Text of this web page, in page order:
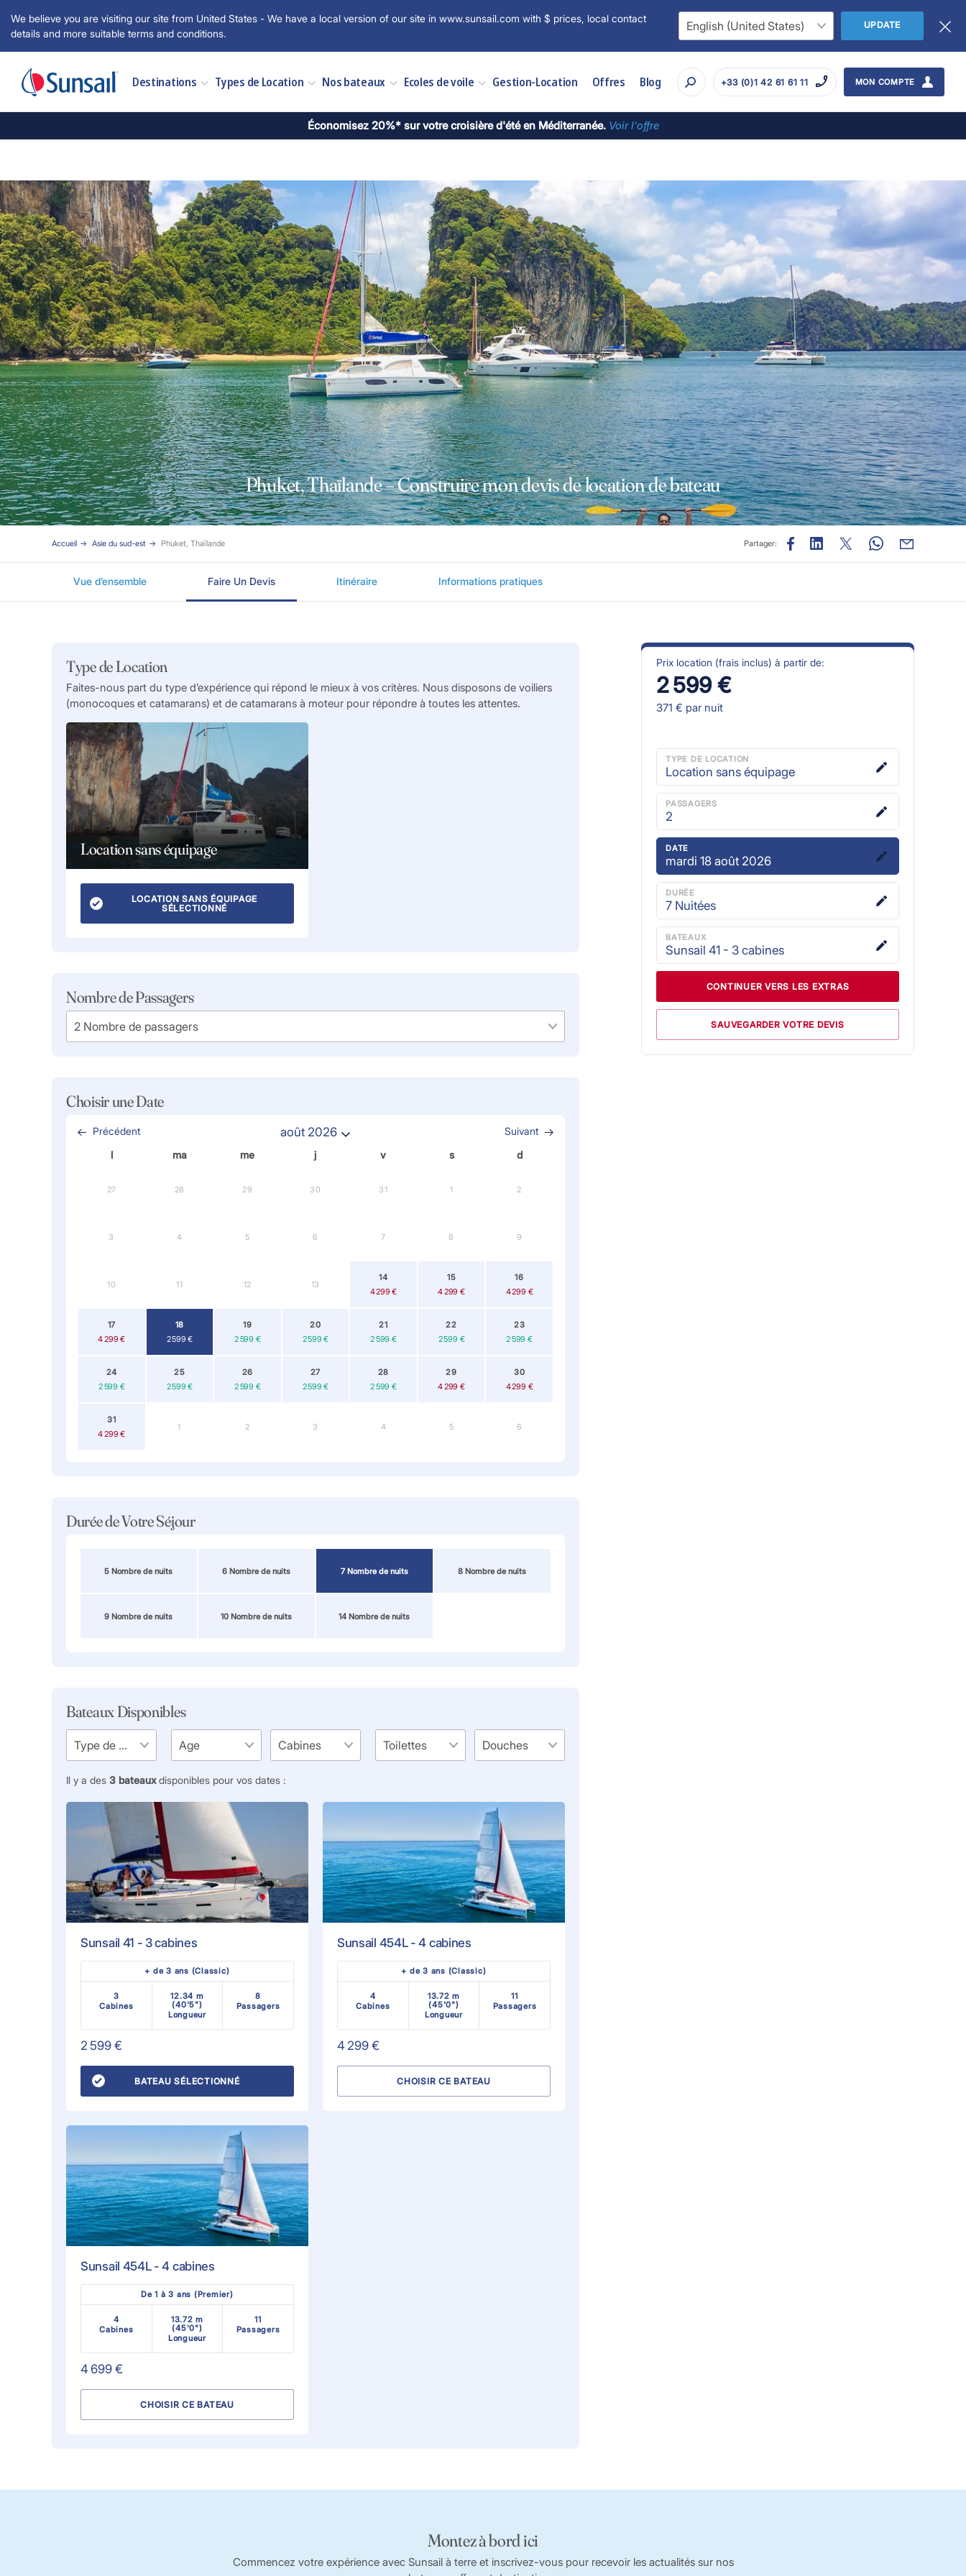
We believe you are visiting our site from United States - We have a local version of our site in www.sunsail.com with $ prices, local contact
details and more suitable terms and conditions.
UPDATE
Destinations Types de Location Nos bateaux Ecoles de voile Gestion-Location Offres Blog +33 (0)1 42 61 61 11 MON COMPTE
Économisez 20%* sur votre croisière d'été en Méditerranée. Voir l'offre
Phuket, Thaïlande – Construire mon devis de location de bateau
Accueil Asie du sud-est Phuket, Thaïlande Partager:
Vue d’ensemble Faire Un Devis Itinéraire Informations pratiques
Type de Location
Faites-nous part du type d’expérience qui répond le mieux à vos critères. Nous disposons de voiliers
(monocoques et catamarans) et de catamarans à moteur pour répondre à toutes les attentes.
Location sans équipage
LOCATION SANS ÉQUIPAGE
SÉLECTIONNÉ
Nombre de Passagers
Choisir une Date
Précédent août 2026
Suivant
l
ma me j v s d
27 28 29 30 31 1 2
3 4 5 6 7 8 9
10 11 12 13
14
4 299 €
15
4 299 €
16
4 299 €
17
4 299 €
18
2 599 €
19
2 599 €
20
2 599 €
21
2 599 €
22
2 599 €
23
2 599 €
24
2 599 €
25
2 599 €
26
2 599 €
27
2 599 €
28
2 599 €
29
4 299 €
30
4 299 €
31
4 299 €
1 2 3 4 5 6
Durée de Votre Séjour
5 Nombre de nuits 6 Nombre de nuits 7 Nombre de nuits 8 Nombre de nuits
9 Nombre de nuits 10 Nombre de nuits 14 Nombre de nuits
Bateaux Disponibles
Il y a des 3 bateauxdisponibles pour vos dates :
Sunsail 41 - 3 cabines
+ de 3 ans (Classic)
3
Cabines
12.34 m
(40'5")
Longueur
8
Passagers
2 599 €
BATEAU SÉLECTIONNÉ
Sunsail 454L - 4 cabines
+ de 3 ans (Classic)
4
Cabines
13.72 m
(45'0")
Longueur
11
Passagers
4 299 €
CHOISIR CE BATEAU
Sunsail 454L - 4 cabines
De 1 à 3 ans (Premier)
4
Cabines
13.72 m
(45'0")
Longueur
11
Passagers
4 699 €
CHOISIR CE BATEAU
Prix location (frais inclus) à partir de:
2 599 €
371 € par nuit
TYPE DE LOCATION
Location sans équipage
PASSAGERS
2
DATE
mardi 18 août 2026
DURÉE
7 Nuitées
BATEAUX
Sunsail 41 - 3 cabines
CONTINUER VERS LES EXTRAS
SAUVEGARDER VOTRE DEVIS
Montez à bord ici
Commencez votre expérience avec Sunsail à terre et inscrivez-vous pour recevoir les actualités sur nos